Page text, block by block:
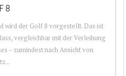
8
wird der Golf 8 vorgestellt. Das ist
vergleichbar mit der Verleihung
– zumindest nach Ansicht von